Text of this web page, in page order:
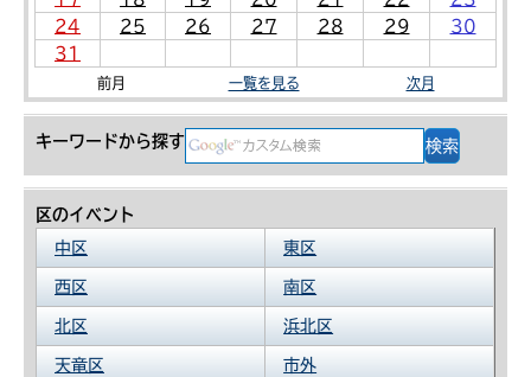
24
25 26 27 28 29
30
31
前月 一覧を見る 次月
キーワードから探す
区のイベント
中区
東区
西区 南区
北区 浜北区
天竜区 市外